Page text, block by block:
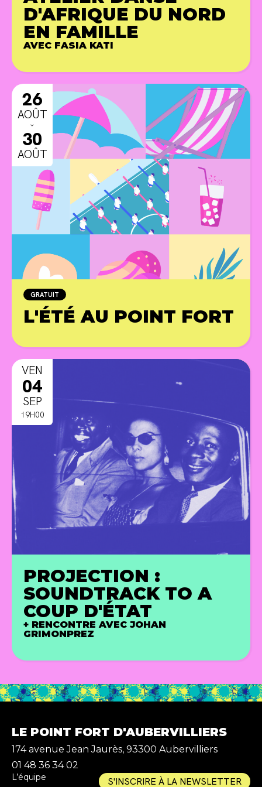
D'AFRIQUE DU NORD
EN FAMILLE
AVEC FASIA KATI
26
AOÛT
ˇ
30
AOÛT
GRATUIT
L'ÉTÉ AU POINT FORT
VEN
04
SEP
19H00
PROJECTION :
SOUNDTRACK TO A
COUP D'ÉTAT
+ RENCONTRE AVEC JOHAN
GRIMONPREZ
LE POINT FORT D'AUBERVILLIERS
174 avenue Jean Jaurès, 93300 Aubervilliers
01 48 36 34 02
L’équipe
S'INSCRIRE À LA NEWSLETTER